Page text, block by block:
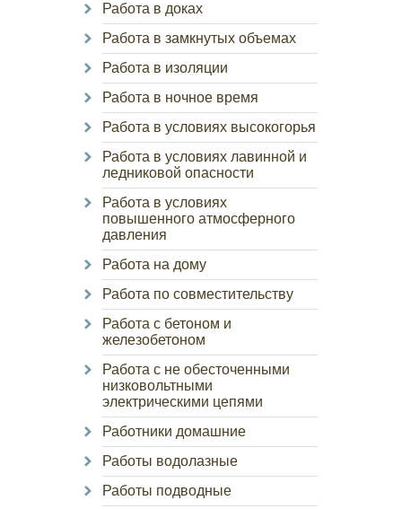
Работа в доках
Работа в замкнутых объемах
Работа в изоляции
Работа в ночное время
Работа в условиях высокогорья
Работа в условиях лавинной и
ледниковой опасности
Работа в условиях
повышенного атмосферного
давления
Работа на дому
Работа по совместительству
Работа с бетоном и
железобетоном
Работа с не обесточенными
низковольтными
электрическими цепями
Работники домашние
Работы водолазные
Работы подводные